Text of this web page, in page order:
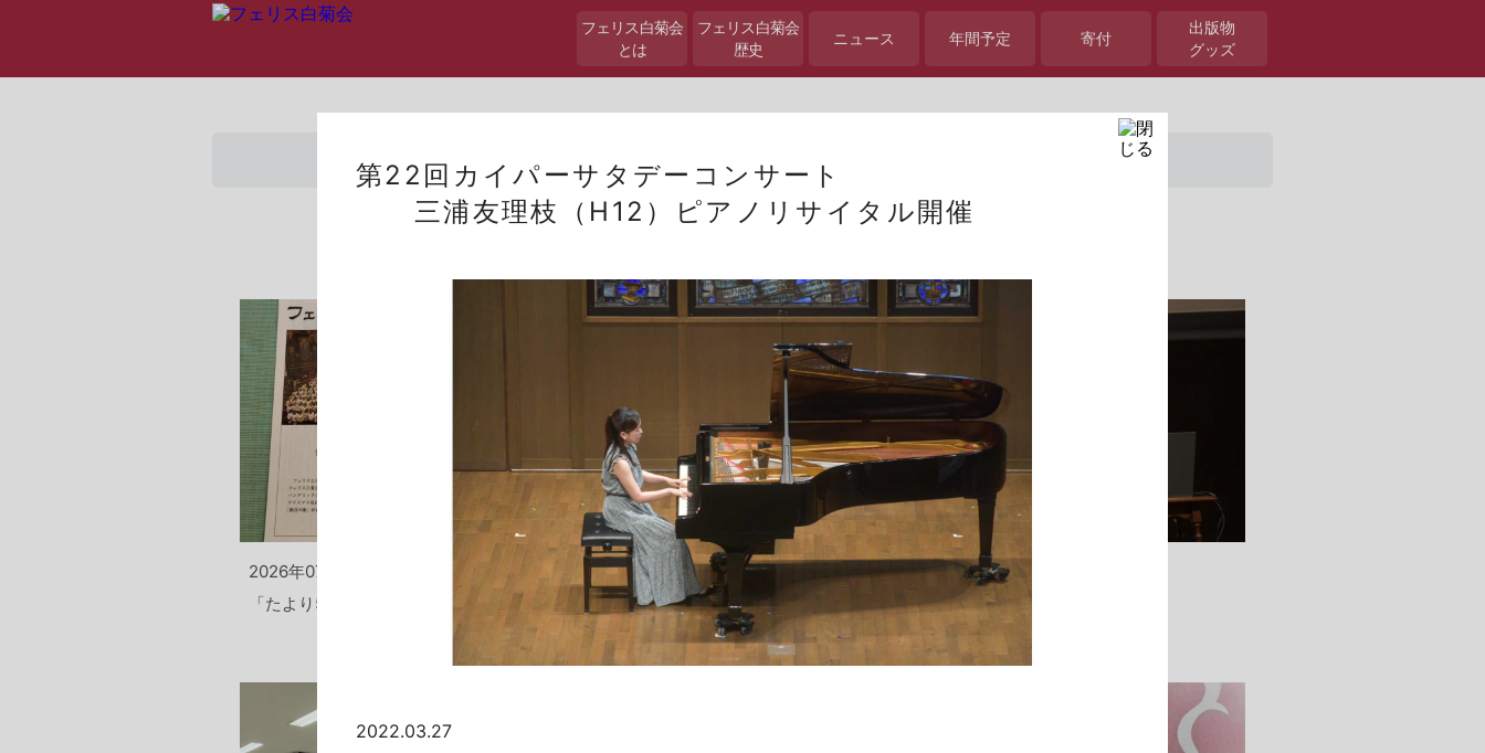
フェリス白菊会
とは
フェリス白菊会
歴史
ニュース 年間予定 寄付
出版物
グッズ
ニュース
2026年07月14日
「たより58号」発送
2026年07月14日
同窓会室夏季休室のお知らせ
（7月17日～）
2026年07月10日
第２６回カイパーサタデーコ
ンサートのお知らせ
2026年度白菊会総会
第22回カイパーサタデーコンサート
三浦友理枝（H12）ピアノリサイタル開催
2022.03.27